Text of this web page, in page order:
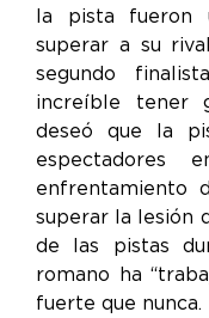
la pista fueron
superar a su
segundo
increíble tener
deseó que la
espectadores
enfrentamiento
superar la lesión
de las pistas
romano ha
fuerte que nunca.